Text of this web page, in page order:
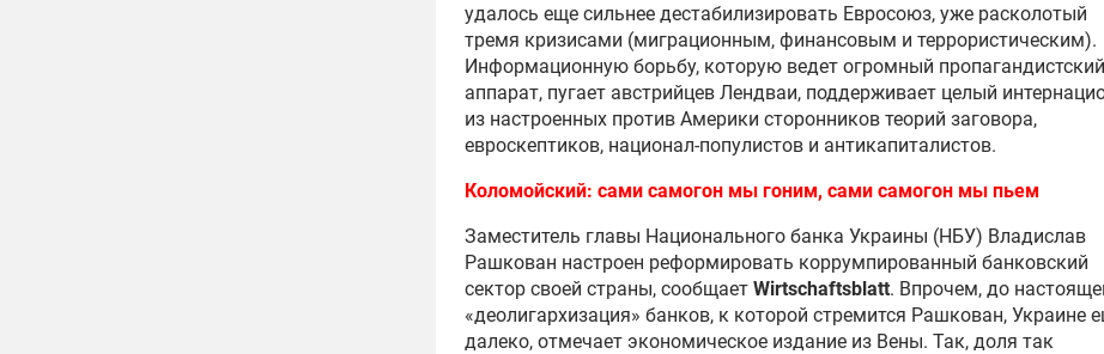
удалось еще сильнее дестабилизировать Евросоюз, уже расколотый
тремя кризисами (миграционным, финансовым и террористическим).
Информационную борьбу, которую ведет огромный пропагандистский
аппарат, пугает австрийцев Лендваи, поддерживает целый
из настроенных против Америки сторонников теорий заговора,
евроскептиков, национал-популистов и антикапиталистов.
Коломойский: сами самогон мы гоним, сами самогон мы пьем
Заместитель главы Национального банка Украины (НБУ) Владислав
Рашкован настроен реформировать коррумпированный банковский
сектор своей страны, сообщает Wirtschaftsblatt. Впрочем, до
«деолигархизация» банков, к которой стремится Рашкован, Украине
далеко, отмечает экономическое издание из Вены. Так, доля так